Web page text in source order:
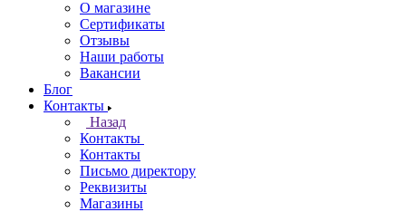
О магазине
Сертификаты
Отзывы
Наши работы
Вакансии
Блог
Контакты
Назад
Контакты
Контакты
Письмо директору
Реквизиты
Магазины